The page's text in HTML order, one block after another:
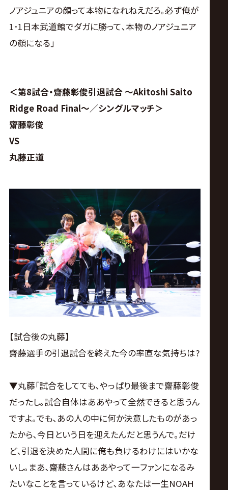
ノアジュニアの顔って本物になれねえだろ｡必ず俺が
1･1日本武道館でダガに勝って､本物のノアジュニア
の顔になる｣
＜第8試合・齋藤彰俊引退試合 〜Akitoshi Saito
Ridge Road Final〜／シングルマッチ＞
齋藤彰俊
VS
丸藤正道
【試合後の丸藤】
――齋藤選手の引退試合を終えた今の率直な気持ちは?
▼丸藤｢試合をしてても､やっぱり最後まで齋藤彰俊
だったし｡試合自体はああやって全然できると思うん
ですよ｡でも､あの人の中に何か決意したものがあっ
たから､今日という日を迎えたんだと思うんで｡だけ
ど､引退を決めた人間に俺も負けるわけにはいかな
いし｡まあ､齋藤さんはああやって一ファンになるみ
たいなことを言っているけど､あなたは一生NOAH